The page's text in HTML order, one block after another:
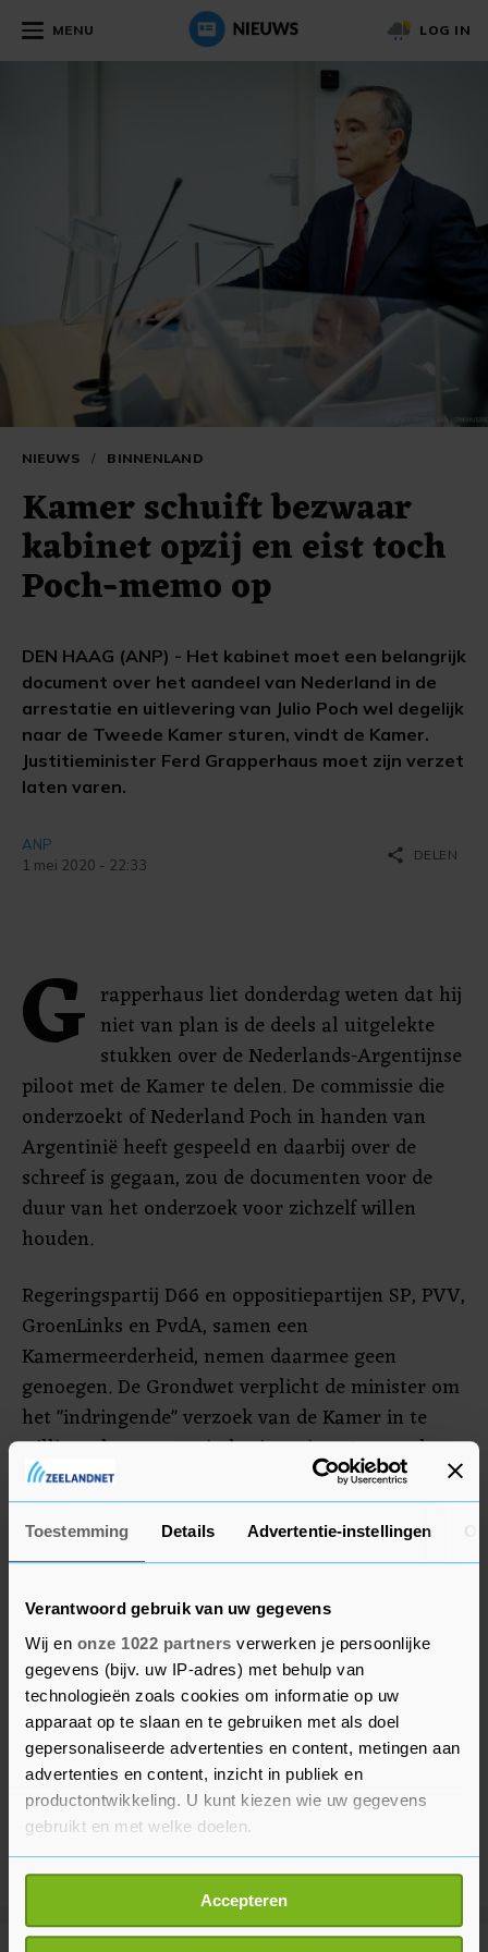
Toestemming Details Advertentie-instellingen
Verantwoord gebruik van uw gegevens
Wij en onze 1022 partners verwerken je persoonlijke
gegevens (bijv. uw IP-adres) met behulp van
technologieën zoals cookies om informatie op uw
apparaat op te slaan en te gebruiken met als doel
gepersonaliseerde advertenties en content, metingen aan
advertenties en content, inzicht in publiek en
productontwikkeling. U kunt kiezen wie uw gegevens
gebruikt en met welke doelen.
Als u het toestaat, willen we ook graag:
Informatie verzamelen over uw geografische
locatie, die tot een paar meter nauwkeurig kan zijn
Accepteren
MENU LOG IN
NIEUWS / BINNENLAND
Kamer schuift bezwaar
kabinet opzij en eist toch
Poch-memo op
DEN HAAG (ANP) - Het kabinet moet een belangrijk
document over het aandeel van Nederland in de
arrestatie en uitlevering van Julio Poch wel degelijk
naar de Tweede Kamer sturen, vindt de Kamer.
Justitieminister Ferd Grapperhaus moet zijn verzet
laten varen.
ANP
1 mei 2020 - 22:33
share DELEN
G rapperhaus liet donderdag weten dat hij
niet van plan is de deels al uitgelekte
stukken over de Nederlands-Argentijnse
piloot met de Kamer te delen. De commissie die
onderzoekt of Nederland Poch in handen van
Argentinië heeft gespeeld en daarbij over de
schreef is gegaan, zou de documenten voor de
duur van het onderzoek voor zichzelf willen
houden.
Regeringspartij D66 en oppositiepartijen SP, PVV,
GroenLinks en PvdA, samen een
Kamermeerderheid, nemen daarmee geen
genoegen. De Grondwet verplicht de minister om
het "indringende" verzoek van de Kamer in te
willigen, brengen ze in herinnering. Grapperhaus
zou dat "zo snel mogelijk" moeten doen.